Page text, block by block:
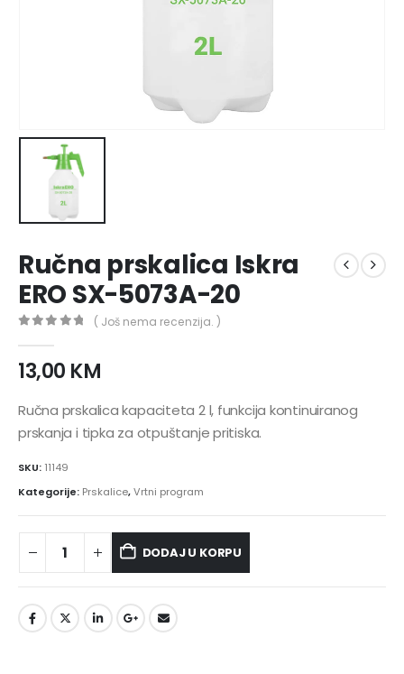
Ručna prskalica Iskra
ERO SX-5073A-20
( Još nema recenzija. )
13,00 KM
Ručna prskalica kapaciteta 2 l, funkcija kontinuiranog
prskanja i tipka za otpuštanje pritiska.
SKU: 11149
Kategorije: Prskalice,Vrtni program
DODAJ U KORPU